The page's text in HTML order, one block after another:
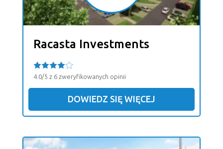
Racasta Investments
4.0/5 z 6 zweryfikowanych opinii
DOWIEDZ SIĘ WIĘCEJ